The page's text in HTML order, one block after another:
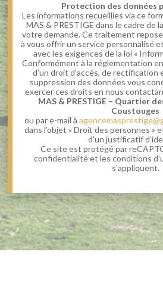
Protection des données
Les informations recueillies via ce
MAS & PRESTIGE dans le cadre de
votre demande. Ce traitement
à vous offrir un service personnalisé
avec les exigences de la loi «
Conformément à la réglementation
d’un droit d’accès, de rectification
suppression des données vous
exercer ces droits en nous
MAS & PRESTIGE – Quartier
Coustouges
ou par e-mail à
dans l’objet « Droit des personnes »
d’un justificatif
Ce site est protégé par
confidentialité et les conditions
s’appliquent.